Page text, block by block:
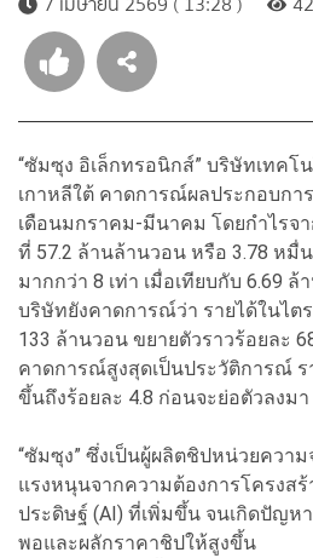
“ซัมซุง อิเล็กทรอนิกส์” บริษัทเทคโ
เกาหลีใต้ คาดการณ์ผลประกอบกา
เดือนมกราคม-มีนาคม โดยกำไรจ
ที่ 57.2 ล้านล้านวอน หรือ 3.78 หมื่
มากกว่า 8 เท่า เมื่อเทียบกับ 6.69
บริษัทยังคาดการณ์ว่า รายได้ในไต
133 ล้านวอน ขยายตัวราวร้อยละ
คาดการณ์สูงสุดเป็นประวัติการณ์ ร
ขึ้นถึงร้อยละ 4.8 ก่อนจะย่อตัวลงมา
“ซัมซุง” ซึ่งเป็นผู้ผลิตชิปหน่วยควา
แรงหนุนจากความต้องการโครงส
ประดิษฐ์ (AI) ที่เพิ่มขึ้น จนเกิดปัญห
พอและผลักราคาชิปให้สูงขึ้น